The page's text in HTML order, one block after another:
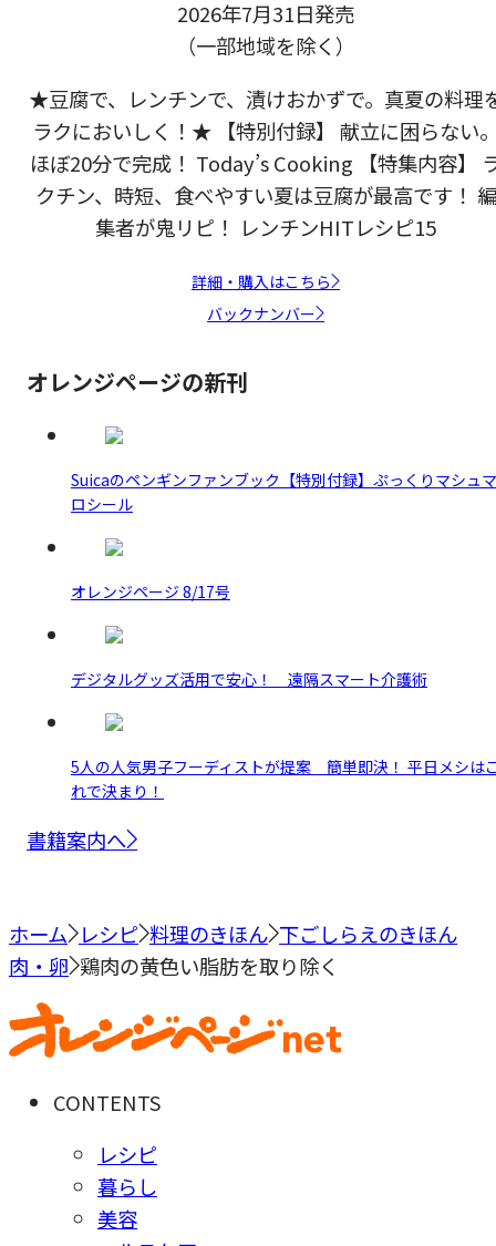
2026年7月31日発売
（一部地域を除く）
★豆腐で、レンチンで、漬けおかずで。真夏の料理
ラクにおいしく！★ 【特別付録】 献立に困らない
ほぼ20分で完成！ Today’s Cooking 【特集内容】
クチン、時短、食べやすい夏は豆腐が最高です！ 編
集者が鬼リピ！ レンチンHITレシピ15
詳細・購入はこちら
バックナンバー
オレンジページの新刊
Suicaのペンギンファンブック【特別付録】ぷっくりマシュマ
ロシール
オレンジページ 8/17号
デジタルグッズ活用で安心！ 遠隔スマート介護術
5人の人気男子フーディストが提案 簡単即決！ 平日メシは
れで決まり！
書籍案内へ
ホーム レシピ 料理のきほん 下ごしらえのきほん
肉・卵 鶏肉の黄色い脂肪を取り除く
CONTENTS
レシピ
暮らし
美容